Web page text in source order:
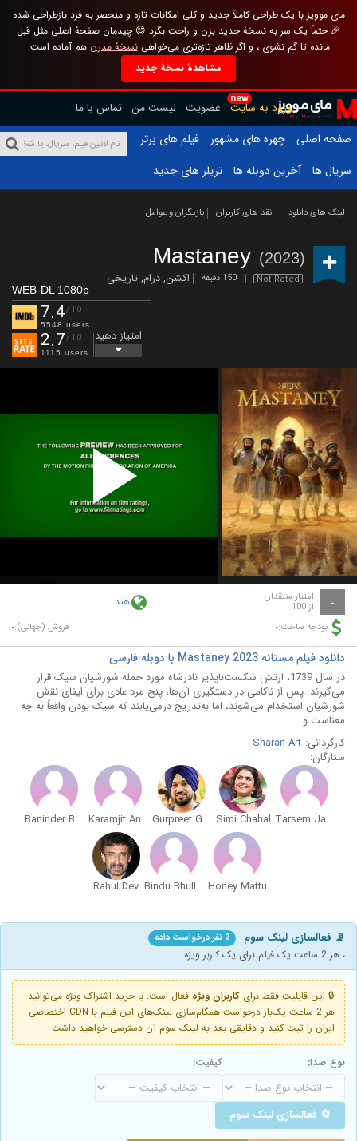
مای موویز با یک طراحی کاملاً جدید و کلی امکانات تازه و منحصر به فرد بازطراحی شده
🎉 حتماً یک سر به نسخهٔ جدید بزن و راحت بگرد 😊 چیدمان صفحهٔ اصلی مثل قبل
مانده تا گم نشوی ، و اگر ظاهر تازه‌تری می‌خواهینسخهٔ مدرن هم آماده است.
مشاهدهٔ نسخهٔ جدید
new
ورود به سایت عضویت لیست من تماس با ما
صفحه اصلی
چهره های مشهور
فیلم های برتر
سریال ها
آخرین دوبله ها تریلر های جدید
لینک های دانلود نقد های کاربران بازیگران و عوامل
Mastaney (2023)
Not Rated 150 دقیقه اکشن,درام,تاریخی
WEB-DL 1080p
7.4/10
5548 users
2.7/10
1115 users
امتیاز دهید
Play
Video
- امتیاز منتقدان
از 100 هند
بودجه ساخت:- فروش (جهانی):-
دانلود فیلم مستانه Mastaney 2023 با دوبله فارسی
در سال 1739، ارتش شکست‌ناپذیر نادرشاه مورد حمله شورشیان سیک قرار
می‌گیرند. پس از ناکامی در دستگیری آن‌ها، پنج مرد عادی برای ایفای نقش
شورشیان استخدام می‌شوند، اما به‌تدریج درمی‌یابند که سیک بودن واقعاً به چه
معناست و ...
کارگردانی: Sharan Art
ستارگان:
Tarsem Jassar
Simi Chahal
Gurpreet Ghuggi
Karamjit Anmol
Baninder Bunny
Honey Mattu
Bindu Bhullar
Rahul Dev
📡 فعالسازی لینک سوم 2 نفر درخواست داده
، هر 2 ساعت یک فیلم برای یک کاربر ویژه
🔒 این قابلیت فقط برای کاربران ویژه فعال است. با خرید اشتراک ویژه می‌توانید
هر 2 ساعت یک‌بار درخواست همگام‌سازی لینک‌های این فیلم با CDN اختصاصی
ایران را ثبت کنید و دقایقی بعد به لینک سوم آن دسترسی خواهید داشت
نوع صدا: کیفیت:
🔄 فعالسازی لینک سوم